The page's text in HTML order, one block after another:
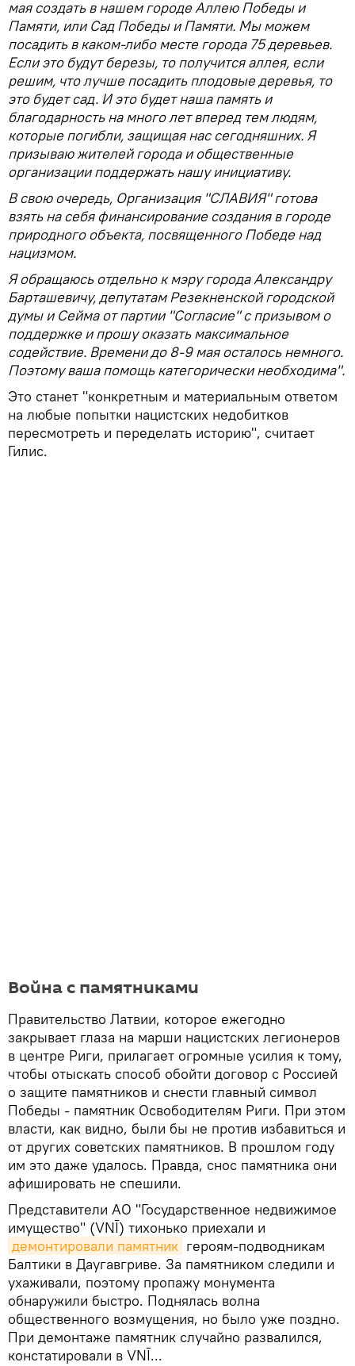
мая создать в нашем городе Аллею Победы и
Памяти, или Сад Победы и Памяти. Мы можем
посадить в каком-либо месте города 75 деревьев.
Если это будут березы, то получится аллея, если
решим, что лучше посадить плодовые деревья, то
это будет сад. И это будет наша память и
благодарность на много лет вперед тем людям,
которые погибли, защищая нас сегодняшних. Я
призываю жителей города и общественные
организации поддержать нашу инициативу.
В свою очередь, Организация "СЛАВИЯ" готова
взять на себя финансирование создания в городе
природного объекта, посвященного Победе над
нацизмом.
Я обращаюсь отдельно к мэру города Александру
Барташевичу, депутатам Резекненской городской
думы и Сейма от партии "Согласие" с призывом о
поддержке и прошу оказать максимальное
содействие. Времени до 8-9 мая осталось немного.
Поэтому ваша помощь категорически необходима".
Это станет "конкретным и материальным ответом
на любые попытки нацистских недобитков
пересмотреть и переделать историю", считает
Гилис.
Война с памятниками
Правительство Латвии, которое ежегодно
закрывает глаза на марши нацистских легионеров
в центре Риги, прилагает огромные усилия к тому,
чтобы отыскать способ обойти договор с Россией
о защите памятников и снести главный символ
Победы - памятник Освободителям Риги. При этом
власти, как видно, были бы не против избавиться и
от других советских памятников. В прошлом году
им это даже удалось. Правда, снос памятника они
афишировать не спешили.
Представители АО "Государственное недвижимое
имущество" (VNĪ) тихонько приехали и
демонтировали памятник героям-подводникам
Балтики в Даугавгриве. За памятником следили и
ухаживали, поэтому пропажу монумента
обнаружили быстро. Поднялась волна
общественного возмущения, но было уже поздно.
При демонтаже памятник случайно развалился,
констатировали в VNĪ...